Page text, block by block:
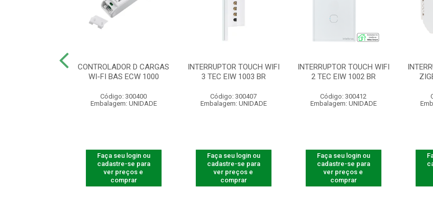
CONTROLADOR D CARGAS
WI-FI BAS ECW 1000
Código: 300400
Embalagem: UNIDADE
Faça seu login ou
cadastre-se para
ver preços e
comprar
INTERRUPTOR TOUCH WIFI
3 TEC EIW 1003 BR
Código: 300407
Embalagem: UNIDADE
Faça seu login ou
cadastre-se para
ver preços e
comprar
INTERRUPTOR TOUCH WIFI
2 TEC EIW 1002 BR
Código: 300412
Embalagem: UNIDADE
Faça seu login ou
cadastre-se para
ver preços e
comprar